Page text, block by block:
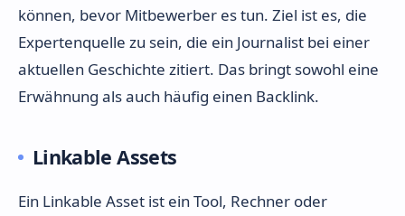
können, bevor Mitbewerber es tun. Ziel ist es, die
Expertenquelle zu sein, die ein Journalist bei einer
aktuellen Geschichte zitiert. Das bringt sowohl eine
Erwähnung als auch häufig einen Backlink.
Linkable Assets
Ein Linkable Asset ist ein Tool, Rechner oder